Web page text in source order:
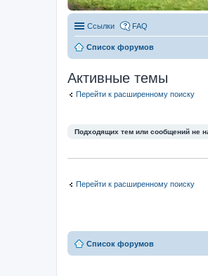
Ссылки FAQ
Список форумов
Активные темы
Перейти к расширенному поиску
Подходящих тем или сообщений не
Перейти к расширенному поиску
Список форумов